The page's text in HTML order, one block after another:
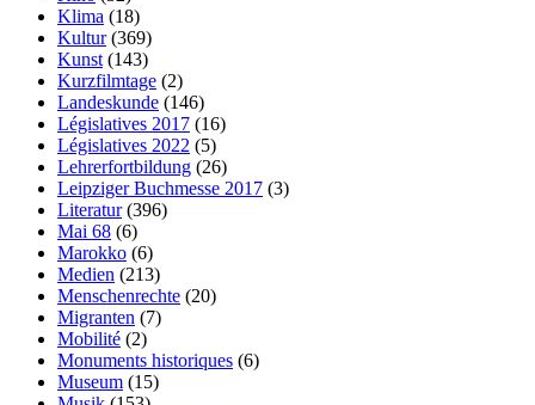
Klima (18)
Kultur(369)
Kunst (143)
Kurzfilmtage (2)
Landeskunde (146)
Législatives 2017 (16)
Législatives 2022 (5)
Lehrerfortbildung (26)
Leipziger Buchmesse 2017 (3)
Literatur(396)
Mai 68 (6)
Marokko (6)
Medien (213)
Menschenrechte (20)
Migranten (7)
Mobilité (2)
Monuments historiques (6)
Museum (15)